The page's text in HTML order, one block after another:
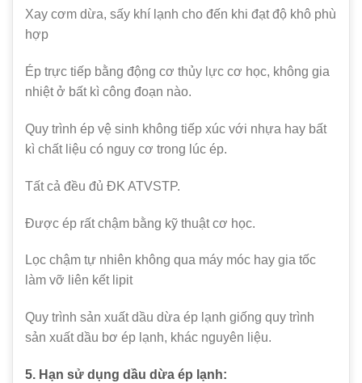
Xay cơm dừa, sấy khí lạnh cho đến khi đạt độ khô phù
hợp
Ép trực tiếp bằng động cơ thủy lực cơ học, không gia
nhiệt ở bất kì công đoạn nào.
Quy trình ép vệ sinh không tiếp xúc với nhựa hay bất
kì chất liệu có nguy cơ trong lúc ép.
Tất cả đều đủ ĐK ATVSTP.
Được ép rất chậm bằng kỹ thuật cơ học.
Lọc chậm tự nhiên không qua máy móc hay gia tốc
làm vỡ liên kết lipit
Quy trình sản xuất dầu dừa ép lạnh giống quy trình
sản xuất dầu bơ ép lạnh, khác nguyên liệu.
5. Hạn sử dụng dầu dừa ép lạnh: